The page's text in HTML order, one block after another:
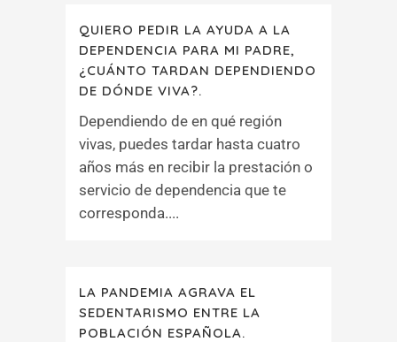
QUIERO PEDIR LA AYUDA A LA
DEPENDENCIA PARA MI PADRE,
¿CUÁNTO TARDAN DEPENDIENDO
DE DÓNDE VIVA?.
Dependiendo de en qué región
vivas, puedes tardar hasta cuatro
años más en recibir la prestación o
servicio de dependencia que te
corresponda....
LA PANDEMIA AGRAVA EL
SEDENTARISMO ENTRE LA
POBLACIÓN ESPAÑOLA.